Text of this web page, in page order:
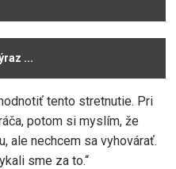
tento stretnutie. Pri
potom si myslím, že
ale nechcem sa vyhovárať.
sme za to.“